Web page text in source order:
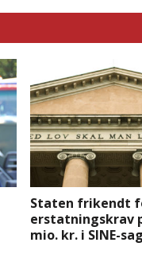
Staten frikendt
erstatningskrav
mio. kr. i SINE-sag